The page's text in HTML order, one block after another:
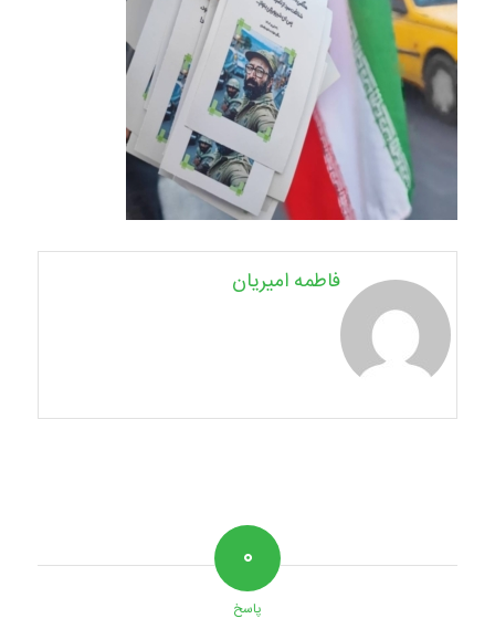
فاطمه امیریان
۰
پاسخ